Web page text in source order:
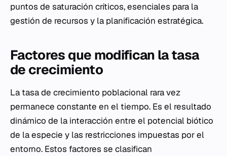
puntos de saturación críticos, esenciales para la
gestión de recursos y la planificación estratégica.
Factores que modifican la tasa
de crecimiento
La tasa de crecimiento poblacional rara vez
permanece constante en el tiempo. Es el resultado
dinámico de la interacción entre el potencial biótico
de la especie y las restricciones impuestas por el
entorno. Estos factores se clasifican